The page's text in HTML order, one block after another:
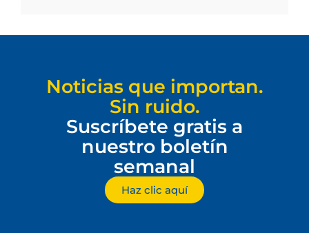
Noticias que importan.
Sin ruido.
Suscríbete gratis a
nuestro boletín
semanal
Haz clic aquí